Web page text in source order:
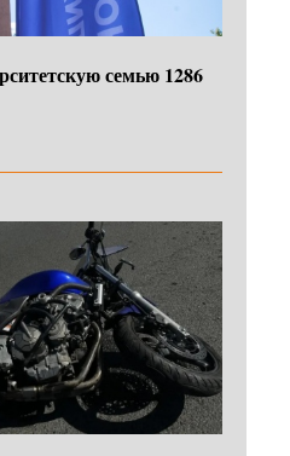
семью 1286